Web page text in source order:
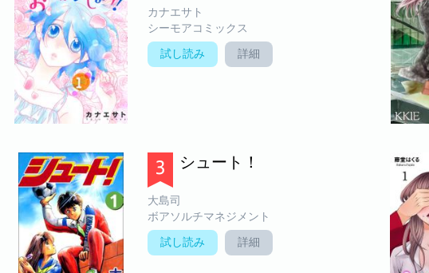
カナエサト
シーモアコミックス
試し読み 詳細
シュート！
大島司
ボアソルチマネジメント
試し読み 詳細